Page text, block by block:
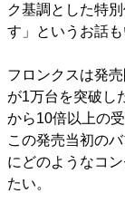
ク基調とした特
す」というお話も
フロンクスは発
が1万台を突破し
から10倍以上の受
この発売当初の
にどのようなコ
たい。